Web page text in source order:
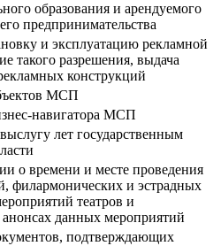
образования и арендуемого
предпринимательства
и эксплуатацию рекламной
такого разрешения, выдача
конструкций
МСП
навигатора МСП
лет государственным
о времени и месте проведения
филармонических и эстрадных
театров и
данных мероприятий
подтверждающих